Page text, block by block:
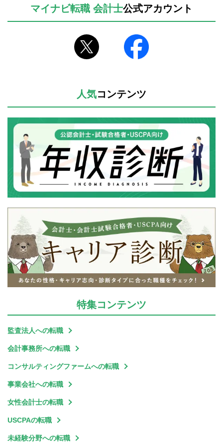
マイナビ転職 会計士公式アカウント
人気コンテンツ
特集コンテンツ
監査法人への転職
会計事務所への転職
コンサルティングファームへの転職
事業会社への転職
女性会計士の転職
USCPAの転職
未経験分野への転職